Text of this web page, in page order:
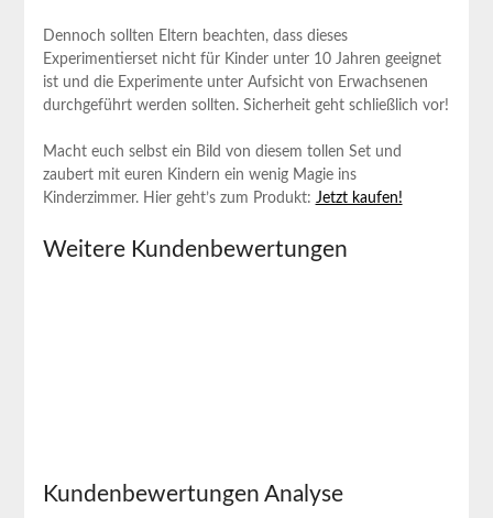
Dennoch sollten Eltern⁣ beachten, dass dieses
Experimentierset nicht für Kinder unter 10‍ Jahren geeignet
ist und die Experimente unter Aufsicht von Erwachsenen
durchgeführt werden sollten. ​Sicherheit geht schließlich vor!
Macht⁣ euch selbst ein Bild ​von diesem tollen Set und
zaubert ‌mit euren Kindern ein wenig Magie ins⁤
Kinderzimmer. Hier geht’s ⁢zum ‍Produkt: Jetzt kaufen!
Weitere Kundenbewertungen
Kundenbewertungen Analyse